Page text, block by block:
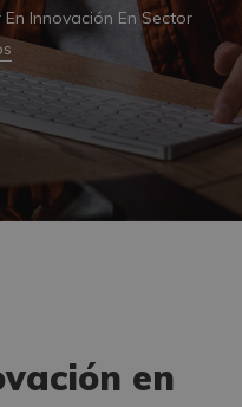
En Innovación En Sector
en